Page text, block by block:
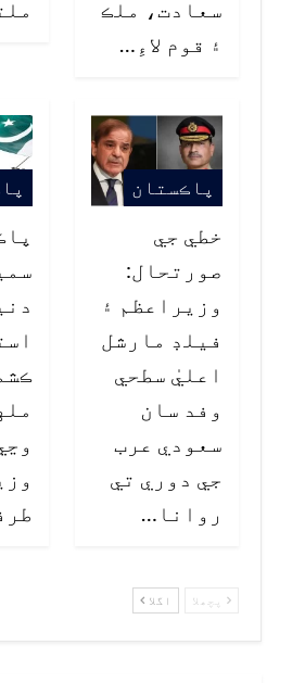
سعادت، ملڪ
۽ قوم لاءِ…
پاڪستان
خطي جي
صورتحال:
وزيراعظم ۽
فيلڊ مارشل
اعليٰ سطحي
وفد سان
سعودي عرب
جي دوري تي
روانا…
پچھلا اگلا